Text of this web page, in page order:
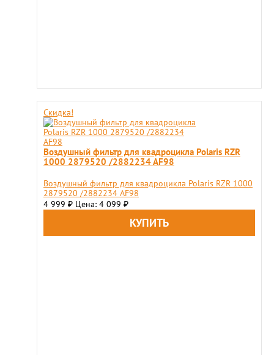
Скидка!
Воздушный фильтр для квадроцикла Polaris RZR
1000 2879520 /2882234 AF98
Воздушный фильтр для квадроцикла Polaris RZR 1000
2879520 /2882234 AF98
4 999 ₽ Цена: 4 099 ₽